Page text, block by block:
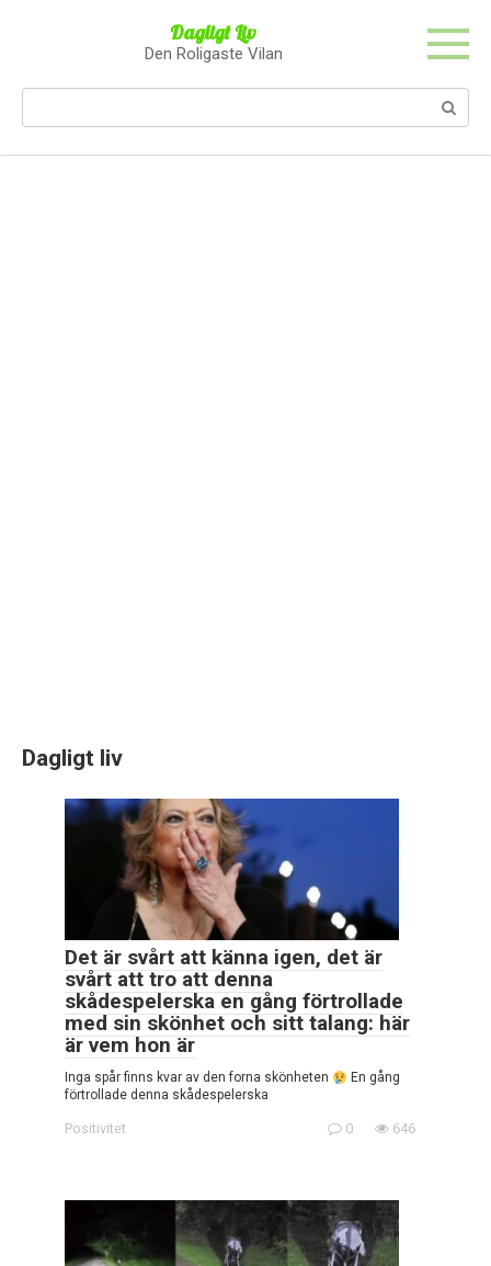
Dagligt Liv
Den Roligaste Vilan
Dagligt liv
Det är svårt att känna igen, det är
svårt att tro att denna
skådespelerska en gång förtrollade
med sin skönhet och sitt talang: här
är vem hon är
Inga spår finns kvar av den forna skönheten
En gång
förtrollade denna skådespelerska
Positivitet 0 646